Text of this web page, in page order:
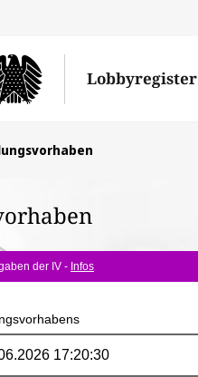
Lobbyregister
der IV - Infos